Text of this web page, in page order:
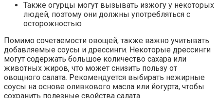
Также огурцы могут вызывать изжогу у некоторых
людей, поэтому они должны употребляться с
осторожностью
Помимо сочетаемости овощей, также важно учитывать
добавляемые соусы и дрессинги. Некоторые дрессинги
могут содержать большое количество сахара или
животных жиров, что может снизить пользу от
овощного салата. Рекомендуется выбирать нежирные
соусы на основе оливкового масла или йогурта, чтобы
сохранить полезные свойства салата.